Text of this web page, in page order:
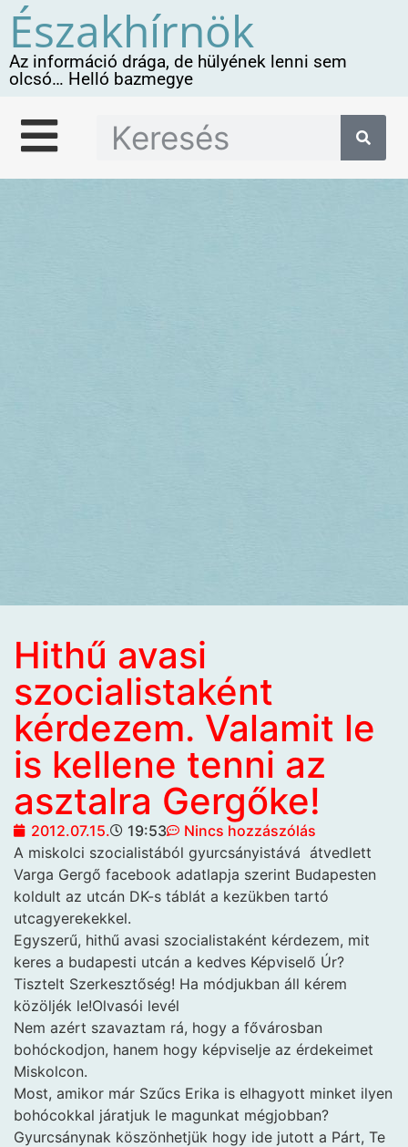
Északhírnök
Az információ drága, de hülyének lenni sem
olcsó… Helló bazmegye
Hithű avasi
szocialistaként
kérdezem. Valamit le
is kellene tenni az
asztalra Gergőke!
2012.07.15. 19:53
Nincs hozzászólás
A miskolci szocialistából gyurcsányistává átvedlett
Varga Gergő facebook adatlapja szerint Budapesten
koldult az utcán DK-s táblát a kezükben tartó
utcagyerekekkel.
Egyszerű, hithű avasi szocialistaként kérdezem, mit
keres a budapesti utcán a kedves Képviselő Úr?
Tisztelt Szerkesztőség! Ha módjukban áll kérem
közöljék le!Olvasói levél
Nem azért szavaztam rá, hogy a fővárosban
bohóckodjon, hanem hogy képviselje az érdekeimet
Miskolcon.
Most, amikor már Szűcs Erika is elhagyott minket ilyen
bohócokkal járatjuk le magunkat mégjobban?
Gyurcsánynak köszönhetjük hogy ide jutott a Párt, Te